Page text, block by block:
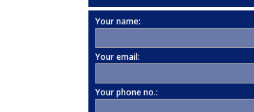
Your name:
Your email:
Your phone no.: